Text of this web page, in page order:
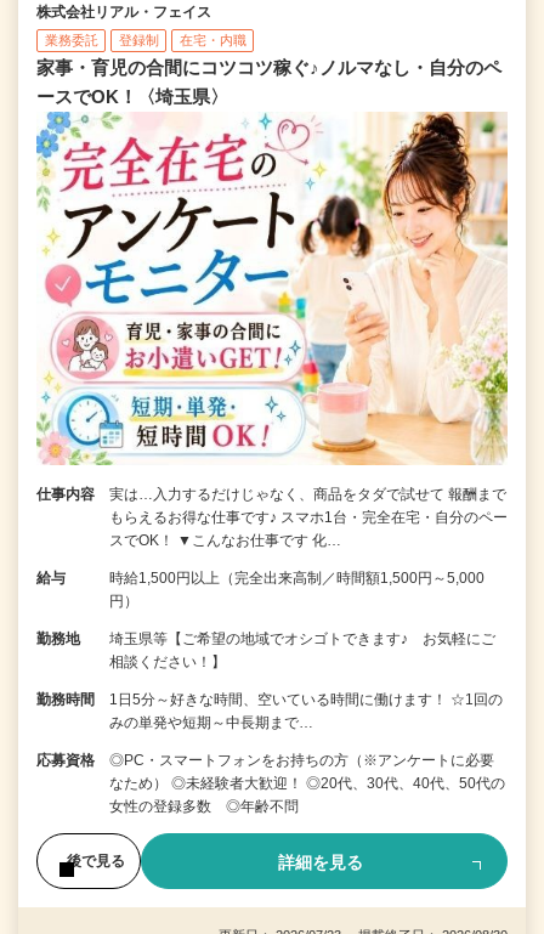
株式会社リアル・フェイス
業務委託 登録制 在宅・内職
家事・育児の合間にコツコツ稼ぐ♪ノルマなし・自分のペ
ースでOK！〈埼玉県〉
仕事内容
実は…入力するだけじゃなく、商品をタダで試せて 報酬まで
もらえるお得な仕事です♪ スマホ1台・完全在宅・自分のペー
スでOK！ ▼こんなお仕事です 化…
給与
時給1,500円以上（完全出来高制／時間額1,500円～5,000
円）
勤務地
埼玉県等【ご希望の地域でオシゴトできます♪ お気軽にご
相談ください！】
勤務時間
1日5分～好きな時間、空いている時間に働けます！ ☆1回の
みの単発や短期～中長期まで…
応募資格
◎PC・スマートフォンをお持ちの方（※アンケートに必要
なため） ◎未経験者大歓迎！ ◎20代、30代、40代、50代の
女性の登録多数 ◎年齢不問
後で見る 詳細を見る